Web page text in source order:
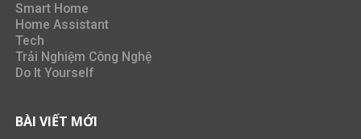
Smart Home
Home Assistant
Tech
Trải Nghiệm Công Nghệ
Do It Yourself
BÀI VIẾT MỚI